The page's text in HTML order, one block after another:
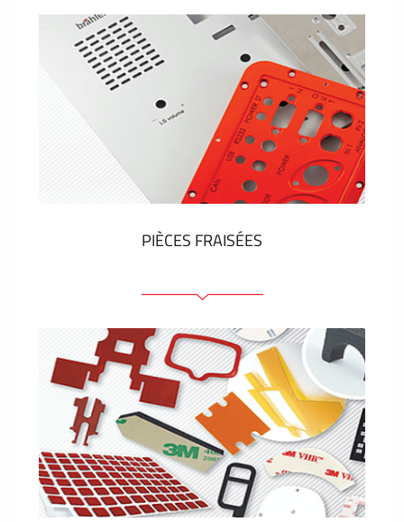
Faces avant plastique
Clavier a membrane
Plaques industrielles métalliques
Autocollants et étiquettes
Étiquettes en plastique et tags
VOIR PLUS
PIÈCES FRAISÉES
Face avant ou arrière en aluminium ou matière
plastique
Panneaux anodisés
Panneaux colorés
Panneaux avec éléments de presse
Étiquettes gravees